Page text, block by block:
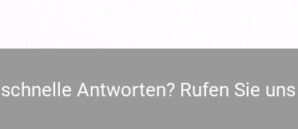
Antworten? Rufen Sie